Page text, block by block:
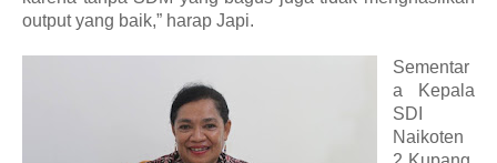
output yang baik,” harap Japi.
Sementar
a Kepala
SDI
Naikoten